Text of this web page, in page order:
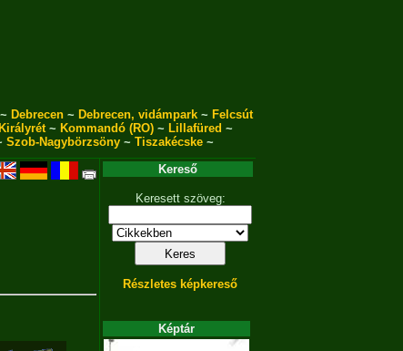
Debrecen~ Debrecen, vidámpark~ Felcsút
Királyrét~ Kommandó (RO) ~ Lillafüred ~
Szob-Nagybörzsöny~ Tiszakécske~
Kereső
Keresett szöveg:
Részletes képkereső
Képtár